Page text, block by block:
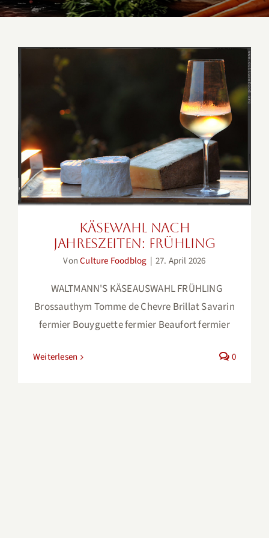
Käsewahl nach Jahreszeiten:
Frühling
Käsewahl nach
Jahreszeiten: Frühling
VonCulture Foodblog | 27. April 2026
WALTMANN'S KÄSEAUSWAHL FRÜHLING
Brossauthym Tomme de Chevre Brillat Savarin
fermier Bouyguette fermier Beaufort fermier
Weiterlesen 0